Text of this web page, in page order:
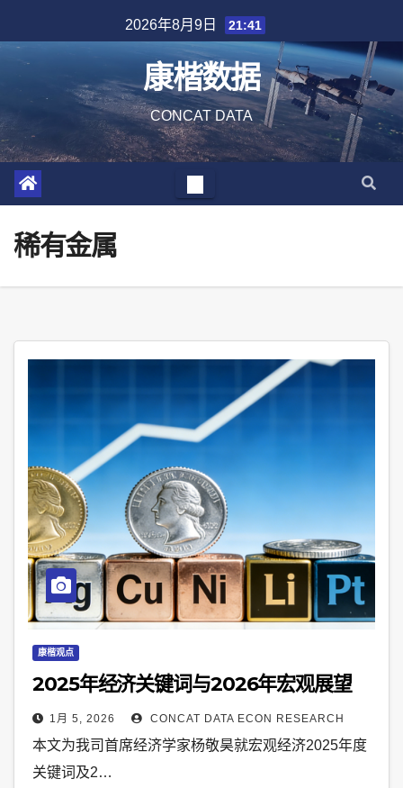
to
content
2026年8月9日 21:41
康楷数据
CONCAT DATA
稀有金属
康楷观点
2025年经济关键词与2026年宏观展望
1月 5, 2026 CONCAT DATA ECON RESEARCH
本文为我司首席经济学家杨敬昊就宏观经济2025年度
关键词及2…